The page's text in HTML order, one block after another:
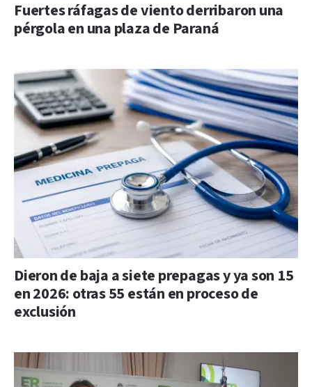
Fuertes ráfagas de viento derribaron una
pérgola en una plaza de Paraná
Dieron de baja a siete prepagas y ya son 15
en 2026: otras 55 están en proceso de
exclusión